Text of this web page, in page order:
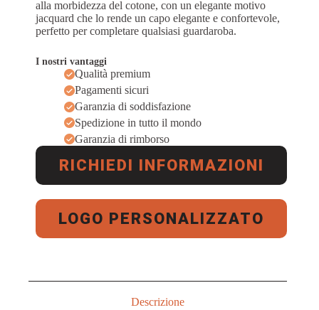
alla morbidezza del cotone, con un elegante motivo
jacquard che lo rende un capo elegante e confortevole,
perfetto per completare qualsiasi guardaroba.
I nostri vantaggi
Qualità premium
Pagamenti sicuri
Garanzia di soddisfazione
Spedizione in tutto il mondo
Garanzia di rimborso
RICHIEDI INFORMAZIONI
LOGO PERSONALIZZATO
Descrizione